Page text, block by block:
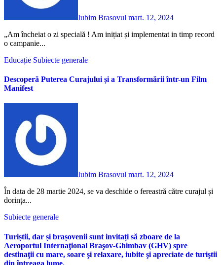
Iubim Brasovul mart. 12, 2024
„Am încheiat o zi specială ! Am inițiat și implementat in timp record
o campanie...
Educație Subiecte generale
Descoperă Puterea Curajului și a Transformării într-un Film
Manifest
Iubim Brasovul mart. 12, 2024
În data de 28 martie 2024, se va deschide o fereastră către curajul și
dorința...
Subiecte generale
Turiștii, dar și brașovenii sunt invitați să zboare de la
Aeroportul Internaţional Braşov-Ghimbav (GHV) spre
destinaţii cu mare, soare şi relaxare, iubite şi apreciate de turiştii
din întreaga lume.